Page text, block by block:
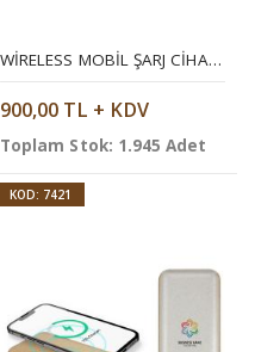
WIRELESS MOBIL ŞARJ CIHAZI 10.000 MAH
900,00 TL + KDV
Toplam Stok: 1.945 Adet
KOD: 7421